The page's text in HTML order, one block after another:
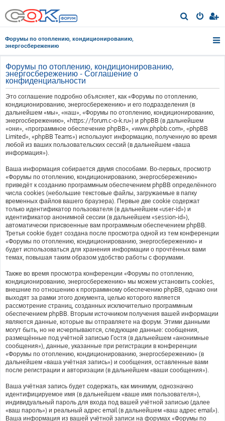
о
Форумы по отоплению, кондиционированию,
энергосбережению
Форумы по отоплению, кондиционированию,
энергосбережению - Соглашение о
конфиденциальности
Это соглашение подробно объясняет, как «Форумы по отоплению,
кондиционированию, энергосбережению» и его подразделения (в
дальнейшем «мы», «наш», «Форумы по отоплению, кондиционированию,
энергосбережению», «https://forum.c-o-k.ru») и phpBB (в дальнейшем
«они», «программное обеспечение phpBB», «www.phpbb.com», «phpBB
Limited», «phpBB Teams») используют информацию, полученную во время
любой из ваших пользовательских сессий (в дальнейшем «ваша
информация»).
Ваша информация собирается двумя способами. Во-первых, просмотр
«Форумы по отоплению, кондиционированию, энергосбережению»
приведёт к созданию программным обеспечением phpBB определённого
числа cookies (небольшие текстовые файлы, загружаемые в папку
временных файлов вашего браузера). Первые две cookie содержат
только идентификатор пользователя (в дальнейшем «user-id») и
идентификатор анонимной сессии (в дальнейшем «session-id»),
автоматически присвоенные вам программным обеспечением phpBB.
Третья cookie будет создана после просмотра одной из тем конференции
«Форумы по отоплению, кондиционированию, энергосбережению» и
будет использоваться для хранения информации о прочтённых вами
темах, повышая таким образом удобство работы с форумами.
Также во время просмотра конференции «Форумы по отоплению,
кондиционированию, энергосбережению» мы можем установить cookies,
внешние по отношению к программному обеспечению phpBB, однако они
выходят за рамки этого документа, целью которого является
рассмотрение страниц, созданных исключительно программным
обеспечением phpBB. Вторым источником получения вашей информации
являются данные, которые вы отправляете на форум. Этими данными
могут быть, но не исчерпываются, следующие данные: сообщения,
размещённые под учётной записью Гостя (в дальнейшем «анонимные
сообщения»), данные, указанные при регистрации в конференции
«Форумы по отоплению, кондиционированию, энергосбережению» (в
дальнейшем «ваша учётная запись») и сообщения, оставленные вами
после регистрации и авторизации (в дальнейшем «ваши сообщения»).
Ваша учётная запись будет содержать, как минимум, однозначно
идентифицируемое имя (в дальнейшем «ваше имя пользователя»),
индивидуальный пароль для входа под вашей учётной записью (далее
«ваш пароль») и реальный адрес email (в дальнейшем «ваш адрес email»).
Ваша информация из вашей учётной записи на форумах «Форумы по